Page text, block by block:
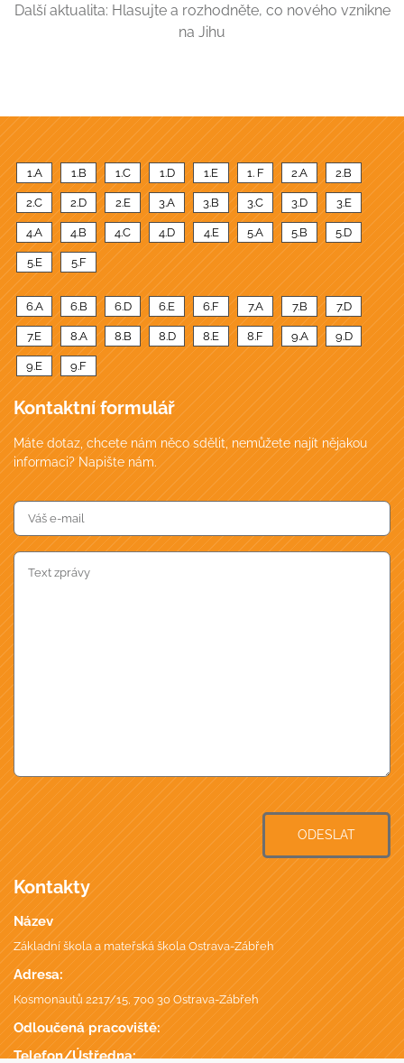
Další aktualita: Hlasujte a rozhodněte, co nového vznikne
na Jihu
1.A 1.B 1.C 1.D 1.E 1. F 2.A 2.B
2.C 2.D 2.E 3.A 3.B 3.C 3.D 3.E
4.A 4.B 4.C 4.D 4.E 5.A 5.B 5.D
5.E 5.F
6.A 6.B 6.D 6.E 6.F 7.A 7.B 7.D
7.E 8.A 8.B 8.D 8.E 8.F 9.A 9.D
9.E 9.F
Kontaktní formulář
Máte dotaz, chcete nám něco sdělit, nemůžete najít nějakou
informaci? Napište nám.
ODESLAT
Kontakty
Název
Základní škola a mateřská škola Ostrava-Zábřeh
Adresa:
Kosmonautů 2217/15, 700 30 Ostrava-Zábřeh
Odloučená pracoviště:
Telefon/Ústředna: